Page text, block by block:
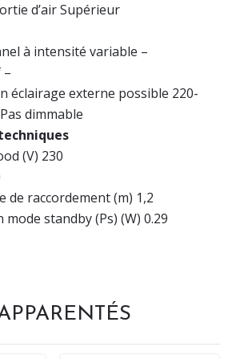
d’air Supérieur
à intensité variable –
–
éclairage externe possible 220-
dimmable
(V) 230
de raccordement (m) 1,2
mode standby (Ps) (W) 0.29